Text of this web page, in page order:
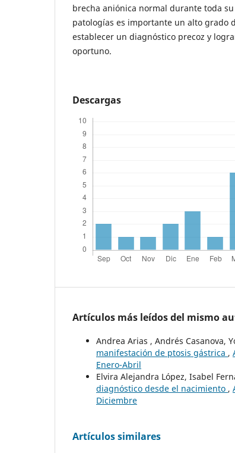
brecha aniónica normal durante toda
patologías es importante un alto grado
establecer un diagnóstico precoz y
oportuno.
Descargas
Artículos más leídos del mismo
Andrea Arias , Andrés Casanova,
manifestación de ptosis gástrica ,
Enero-Abril
Elvira Alejandra López, Isabel
diagnóstico desde el nacimiento ,
Diciembre
Artículos similares